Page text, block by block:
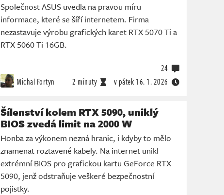
Společnost ASUS uvedla na pravou míru
informace, které se šíří internetem. Firma
nezastavuje výrobu grafických karet RTX 5070 Ti a
RTX 5060 Ti 16GB.
Michal Fortyn 2 minuty v pátek 16. 1. 2026
24
Šílenství kolem RTX 5090, uniklý
BIOS zvedá limit na 2000 W
Honba za výkonem nezná hranic, i kdyby to mělo
znamenat roztavené kabely. Na internet unikl
extrémní BIOS pro grafickou kartu GeForce RTX
5090, jenž odstraňuje veškeré bezpečnostní
pojistky.